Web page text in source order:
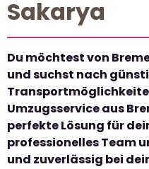
Sakarya
Du möchtest von
und suchst nach
Umzugsservice aus
perfekte Lösung für
professionelles Team
und zuverlässig bei